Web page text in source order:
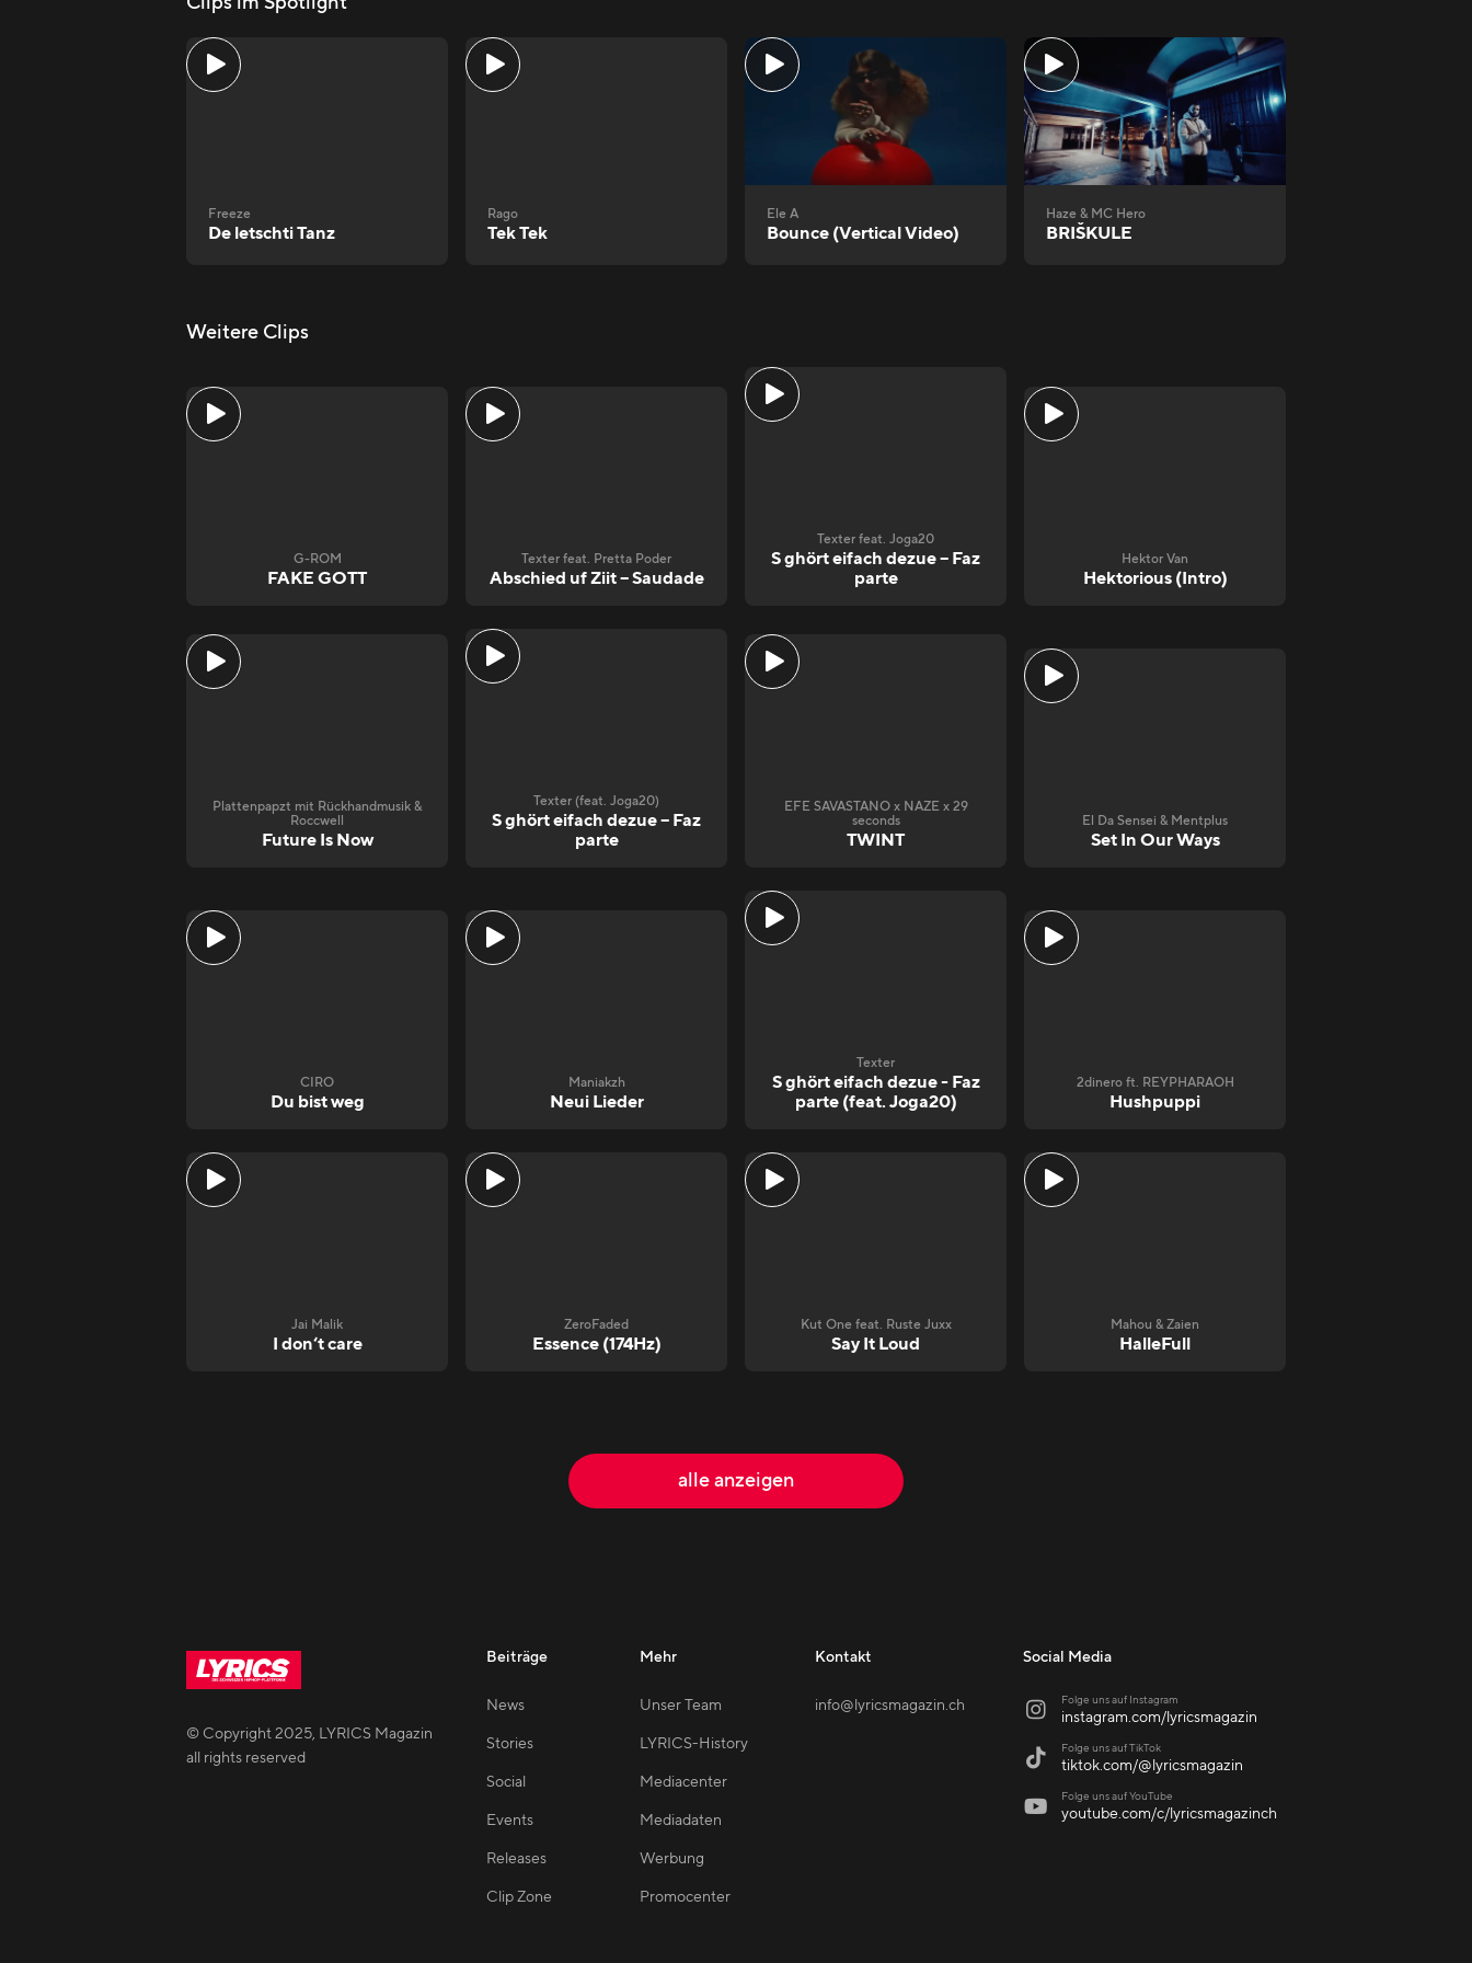
Freeze
De letschti Tanz
Rago
Tek Tek
Ele A
Bounce (Vertical Video)
Haze & MC Hero
BRIŠKULE
Weitere Clips
G-ROM
FAKE GOTT
Texter feat. Pretta Poder
Abschied uf Ziit – Saudade
Texter feat. Joga20
S ghört eifach dezue – Faz
parte
Hektor Van
Hektorious (Intro)
Plattenpapzt mit Rückhandmusik &
Roccwell
Future Is Now
Texter (feat. Joga20)
S ghört eifach dezue – Faz
parte
EFE SAVASTANO x NAZE x 29
seconds
TWINT
El Da Sensei & Mentplus
Set In Our Ways
CIRO
Du bist weg
Maniakzh
Neui Lieder
Texter
S ghört eifach dezue - Faz
parte (feat. Joga20)
2dinero ft. REYPHARAOH
Hushpuppi
Jai Malik
I don‘t care
ZeroFaded
Essence (174Hz)
Kut One feat. Ruste Juxx
Say It Loud
Mahou & Zaien
HalleFull
alle anzeigen
© Copyright2025, LYRICS Magazin
all rights reserved
Beiträge
News
Stories
Social
Events
Releases
Clip Zone
Mehr
Unser Team
LYRICS-History
Mediacenter
Mediadaten
Werbung
Promocenter
Kontakt
info@lyricsmagazin.ch
Social Media
 Folge uns auf Instagram
instagram.com/lyricsmagazin
 Folge uns auf TikTok
tiktok.com/@lyricsmagazin
 Folge uns auf YouTube
youtube.com/c/lyricsmagazinch